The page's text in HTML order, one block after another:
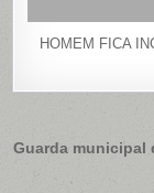
HOMEM FICA
Guarda municipal